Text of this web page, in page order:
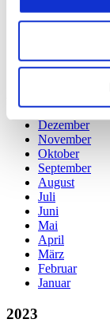
April
Januar
Dezember
November
Oktober
September
August
Juli
Juni
Mai
April
März
Februar
Januar
2023